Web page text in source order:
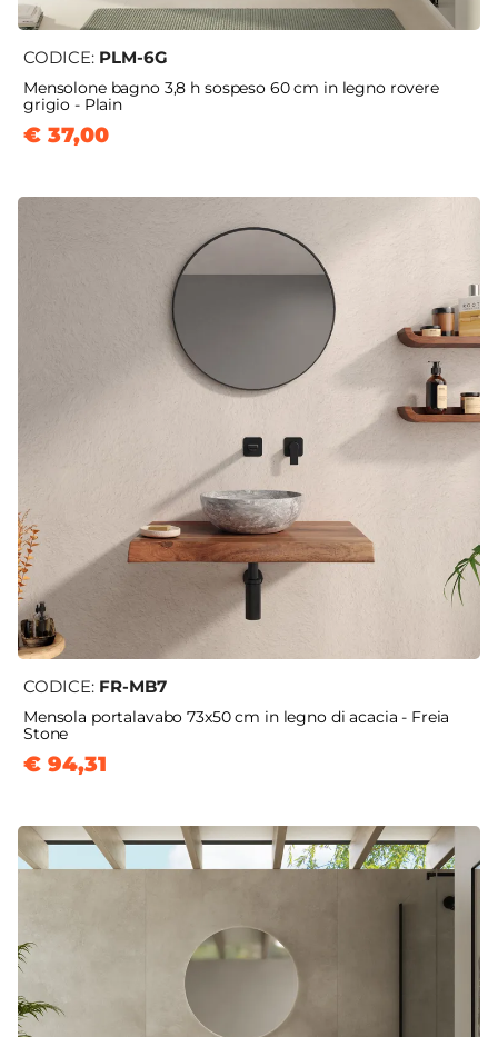
CODICE: PLM-6G
Mensolone bagno 3,8 h sospeso 60 cm in legno rovere
grigio - Plain
€ 37,00
CODICE: FR-MB7
Mensola portalavabo 73x50 cm in legno di acacia - Freia
Stone
€ 94,31